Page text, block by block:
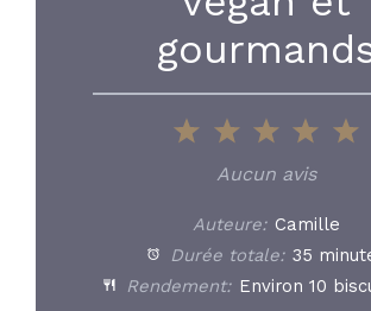
5
4
3
Stars
2
Stars
1
Star
Aucun avis
Auteure: Camille
Durée totale: 35
Rendement: Environ 10